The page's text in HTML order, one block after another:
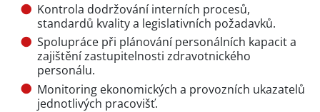
Kontrola dodržování interních procesů,
standardů kvality a legislativních požadavků.
Spolupráce při plánování personálních kapacit a
zajištění zastupitelnosti zdravotnického
personálu.
Monitoring ekonomických a provozních ukazatelů
jednotlivých pracovišť.